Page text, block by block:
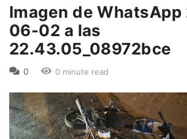
Imagen de
06-02 a las
22.43.05_08972bce
0 0 minute read